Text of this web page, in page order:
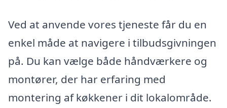
Ved at anvende vores tjeneste får du en
enkel måde at navigere i tilbudsgivningen
på. Du kan vælge både håndværkere og
montører, der har erfaring med
montering af køkkener i dit lokalområde.